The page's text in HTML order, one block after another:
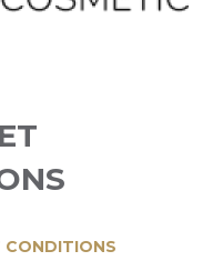
CONDITIONS